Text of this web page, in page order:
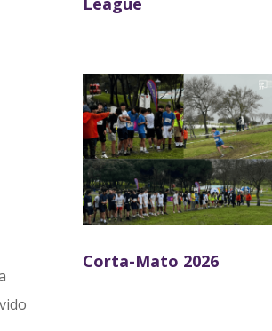
Corta-Mato 2026